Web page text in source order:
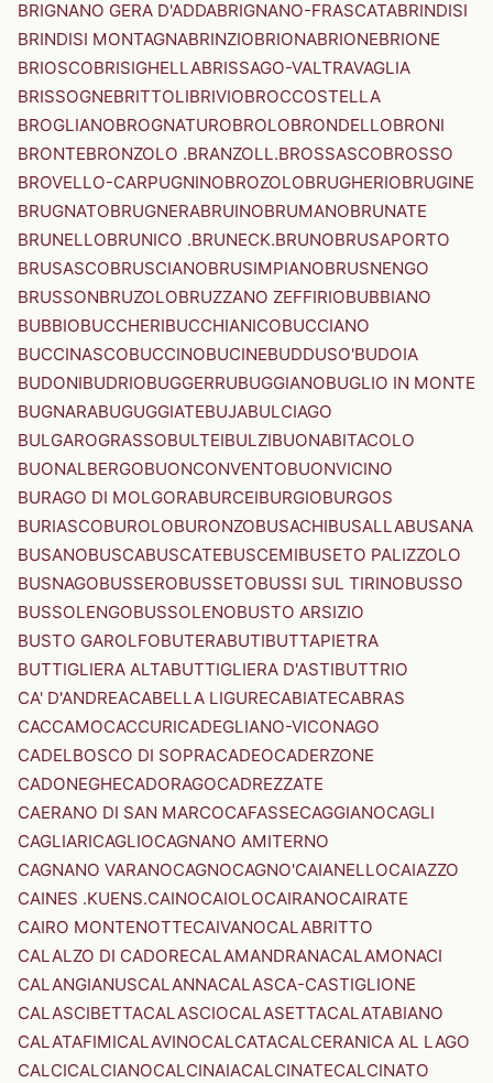
BRIGNANO GERA D'ADDABRIGNANO-FRASCATABRINDISI
BRINDISI MONTAGNABRINZIOBRIONABRIONEBRIONE
BRIOSCOBRISIGHELLABRISSAGO-VALTRAVAGLIA
BRISSOGNEBRITTOLIBRIVIOBROCCOSTELLA
BROGLIANOBROGNATUROBROLOBRONDELLOBRONI
BRONTEBRONZOLO .BRANZOLL.BROSSASCOBROSSO
BROVELLO-CARPUGNINOBROZOLOBRUGHERIOBRUGINE
BRUGNATOBRUGNERABRUINOBRUMANOBRUNATE
BRUNELLOBRUNICO .BRUNECK.BRUNOBRUSAPORTO
BRUSASCOBRUSCIANOBRUSIMPIANOBRUSNENGO
BRUSSONBRUZOLOBRUZZANO ZEFFIRIOBUBBIANO
BUBBIOBUCCHERIBUCCHIANICOBUCCIANO
BUCCINASCOBUCCINOBUCINEBUDDUSO'BUDOIA
BUDONIBUDRIOBUGGERRUBUGGIANOBUGLIO IN MONTE
BUGNARABUGUGGIATEBUJABULCIAGO
BULGAROGRASSOBULTEIBULZIBUONABITACOLO
BUONALBERGOBUONCONVENTOBUONVICINO
BURAGO DI MOLGORABURCEIBURGIOBURGOS
BURIASCOBUROLOBURONZOBUSACHIBUSALLABUSANA
BUSANOBUSCABUSCATEBUSCEMIBUSETO PALIZZOLO
BUSNAGOBUSSEROBUSSETOBUSSI SUL TIRINOBUSSO
BUSSOLENGOBUSSOLENOBUSTO ARSIZIO
BUSTO GAROLFOBUTERABUTIBUTTAPIETRA
BUTTIGLIERA ALTABUTTIGLIERA D'ASTIBUTTRIO
CA' D'ANDREACABELLA LIGURECABIATECABRAS
CACCAMOCACCURICADEGLIANO-VICONAGO
CADELBOSCO DI SOPRACADEOCADERZONE
CADONEGHECADORAGOCADREZZATE
CAERANO DI SAN MARCOCAFASSECAGGIANOCAGLI
CAGLIARICAGLIOCAGNANO AMITERNO
CAGNANO VARANOCAGNOCAGNO'CAIANELLOCAIAZZO
CAINES .KUENS.CAINOCAIOLOCAIRANOCAIRATE
CAIRO MONTENOTTECAIVANOCALABRITTO
CALALZO DI CADORECALAMANDRANACALAMONACI
CALANGIANUSCALANNACALASCA-CASTIGLIONE
CALASCIBETTACALASCIOCALASETTACALATABIANO
CALATAFIMICALAVINOCALCATACALCERANICA AL LAGO
CALCICALCIANOCALCINAIACALCINATECALCINATO